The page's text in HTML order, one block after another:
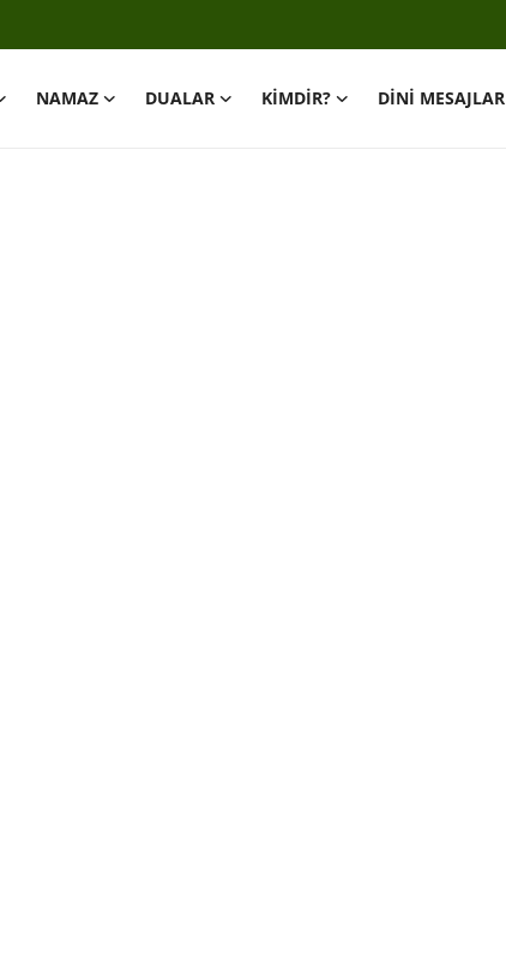
NAMAZ DUALAR KİMDİR? DİNİ MESAJLAR